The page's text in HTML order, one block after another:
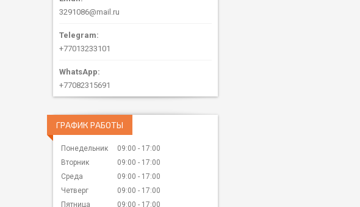
3291086@mail.ru
+77013233101
+77082315691
ГРАФИК РАБОТЫ
Понедельник 09:00
17:00
Вторник
09:00
17:00
Среда
09:00
17:00
Четверг
09:00
17:00
Пятница
09:00 17:00